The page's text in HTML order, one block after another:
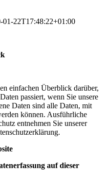
01-22T17:48:22+01:00
einfachen Überblick darüber,
passiert, wenn Sie unsere
Daten sind alle Daten, mit
können. Ausführliche
entnehmen Sie unserer
auf dieser